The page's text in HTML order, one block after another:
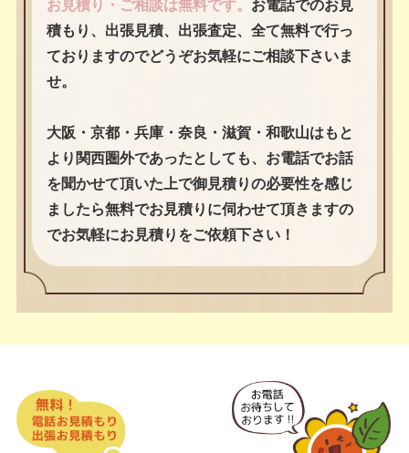
お見積り・ご相談は無料です。 お電話でのお見
積もり、出張見積、出張査定、全て無料で行っ
ておりますのでどうぞお気軽にご相談下さいま
せ。
大阪・京都・兵庫・奈良・滋賀・和歌山はもと
より関西圏外であったとしても、お電話でお話
を聞かせて頂いた上で御見積りの必要性を感じ
ましたら無料でお見積りに伺わせて頂きますの
でお気軽にお見積りをご依頼下さい！